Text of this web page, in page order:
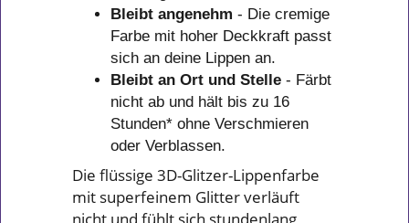
langanhaltende Effekte und
lebendige Farbe.
Bleibt angenehm- Die cremige
Farbe mit hoher Deckkraft passt
sich an deine Lippen an.
Bleibt an Ort und Stelle- Färbt
nicht ab und hält bis zu 16
Stunden* ohne Verschmieren
oder Verblassen.